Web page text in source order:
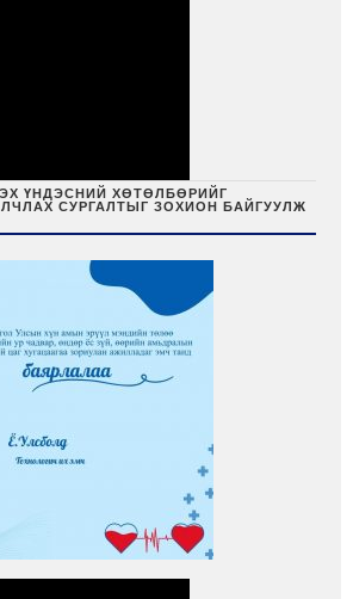
ҮНДЭСНИЙ ХӨТӨЛБӨРИЙГ
СУРГАЛТЫГ ЗОХИОН БАЙГУУЛЖ